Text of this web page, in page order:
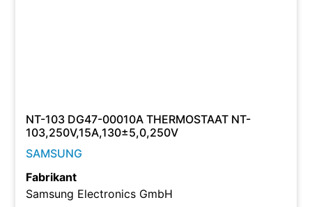
NT-103 DG47-00010A THERMOSTAAT NT-
103,250V,15A,130±5,0,250V
SAMSUNG
Fabrikant
Samsung Electronics GmbH